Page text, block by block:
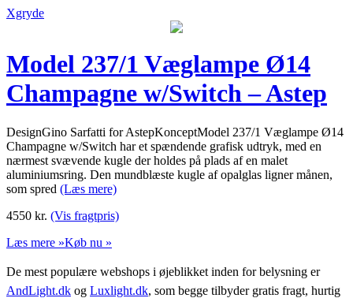
Xgryde
Model 237/1 Væglampe Ø14
Champagne w/Switch – Astep
DesignGino Sarfatti for AstepKonceptModel 237/1 Væglampe Ø14
Champagne w/Switch har et spændende grafisk udtryk, med en
nærmest svævende kugle der holdes på plads af en malet
aluminiumsring. Den mundblæste kugle af opalglas ligner månen,
som spred (Læs mere)
4550 kr. (Vis fragtpris)
Læs mere »Køb nu »
De mest populære webshops i øjeblikket inden for belysning er
AndLight.dk og Luxlight.dk, som begge tilbyder gratis fragt, hurtig